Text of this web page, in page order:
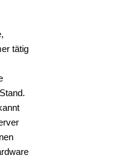
tätig